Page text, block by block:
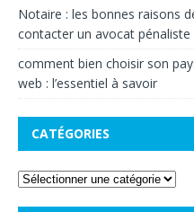
Notaire : les bonnes raisons
contacter un avocat pénaliste
comment bien choisir son
web : l’essentiel à savoir
CATÉGORIES